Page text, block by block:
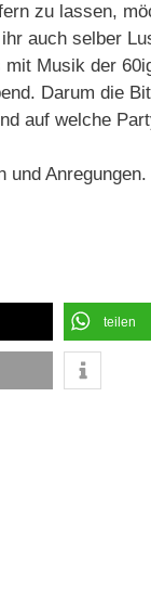
zu lassen,
auch selber
Musik der
Darum die
auf welche
und Anregungen.
teilen